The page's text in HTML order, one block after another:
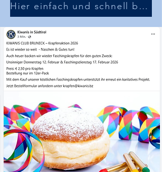
Hier einfach und schnell bestellen!